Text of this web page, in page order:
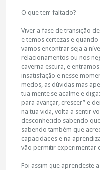
O que tem faltado?
Viver a fase de transição
e temos certezas e
vamos encontrar seja a
relacionamentos ou nos
caverna escura, e
insatisfação e nesse
medos, as dúvidas mas
tua mente se acalme e
para avançar, crescer” e
na tua vida, volta a sentir
desconhecido sabendo
sabendo também que
capacidades e na
vão permitir experimentar
Foi assim que aprendeste